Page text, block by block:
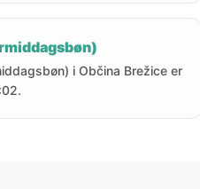
i Občina Brežice er